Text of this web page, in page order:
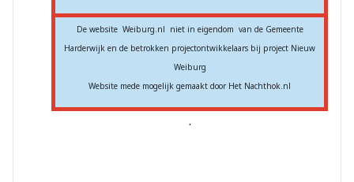
De website Weiburg.nl niet in eigendom van de Gemeente
Harderwijk en de betrokken projectontwikkelaars bij project Nieuw
Weiburg
Website mede mogelijk gemaakt door Het Nachthok.nl
.